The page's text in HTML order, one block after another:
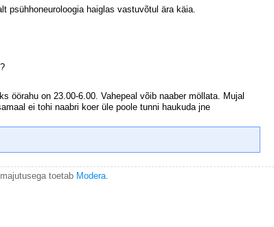
psühhoneuroloogia haiglas vastuvõtul ära käia.
öörahu on 23.00-6.00. Vahepeal võib naaber möllata. Mujal
ei tohi naabri koer üle poole tunni haukuda jne
toetab Modera.